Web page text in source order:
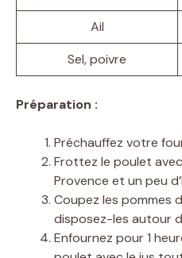
Ail
Sel, poivre
Préparation :
Préchauffez votre
Frottez le poulet
Provence et un peu
Coupez les pommes
disposez-les autour
Enfournez pour 1